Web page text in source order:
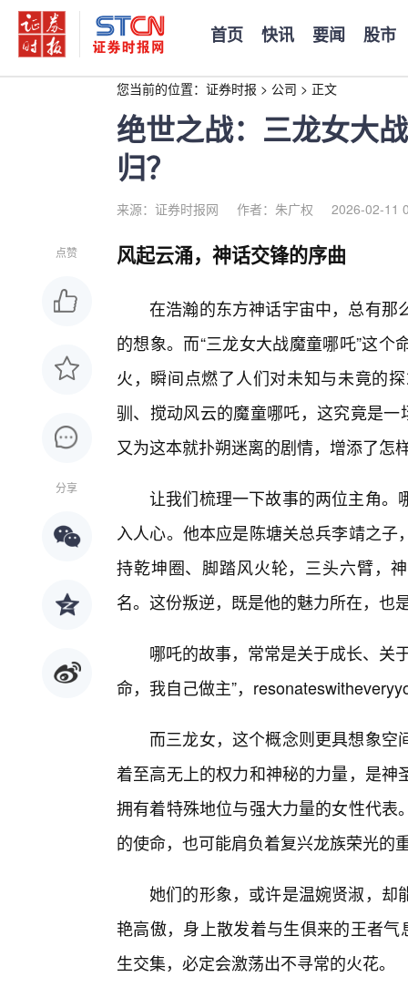
首页 快讯 要闻 股市
您当前的位置： 证券时报 > 公司 > 正文
绝世之战：三龙女大
归？
来源：证券时报网 作者：朱广权 2026-02-11
点赞
分享
风起云涌，神话交锋的序曲
在浩瀚的东方神话宇宙中，总有那
的想象。而“三龙女大战魔童哪吒”这
火，瞬间点燃了人们对未知与未竟的
驯、搅动风云的魔童哪吒，这究竟是
又为这本就扑朔迷离的剧情，增添了怎
让我们梳理一下故事的两位主角。
入人心。他本应是陈塘关总兵李靖之
持乾坤圈、脚踏风火轮，三头六臂，
名。这份叛逆，既是他的魅力所在，也
哪吒的故事，常常是关于成长、关
命，我自己做主”，
而三龙女，这个概念则更具想象
着至高无上的权力和神秘的力量，是
拥有着特殊地位与强大力量的女性代
的使命，也可能肩负着复兴龙族荣光的
她们的形象，或许是温婉贤淑，却
艳高傲，身上散发着与生俱来的王者
生交集，必定会激荡出不寻常的火花。